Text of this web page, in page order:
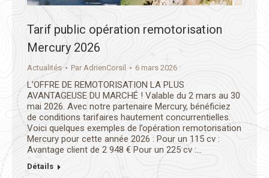
Tarif public opération remotorisation
Mercury 2026
Actualités Par AdrienCorsil 6 mars 2026
L’OFFRE DE REMOTORISATION LA PLUS
AVANTAGEUSE DU MARCHÉ ! Valable du 2 mars au 30
mai 2026. Avec notre partenaire Mercury, bénéficiez
de conditions tarifaires hautement concurrentielles.
Voici quelques exemples de l’opération remotorisation
Mercury pour cette année 2026 : Pour un 115 cv :
Avantage client de 2 948 € Pour un 225 cv :…
Détails